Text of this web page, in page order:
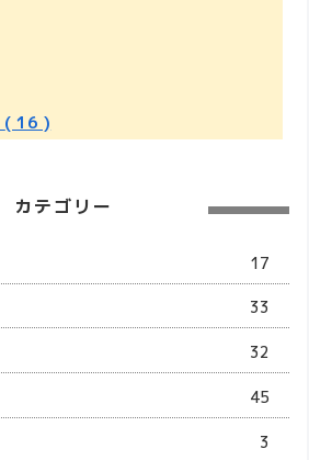
( 16 )
カテゴリー
17
33
32
45
3